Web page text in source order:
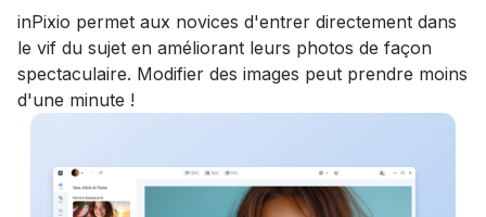
inPixio permet aux novices d'entrer directement dans
le vif du sujet en améliorant leurs photos de façon
spectaculaire. Modifier des images peut prendre moins
d'une minute !